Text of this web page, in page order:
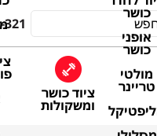
321
כושר
אופני
כושר
מולטי
טריינר
ציוד כושר
ומשקולות